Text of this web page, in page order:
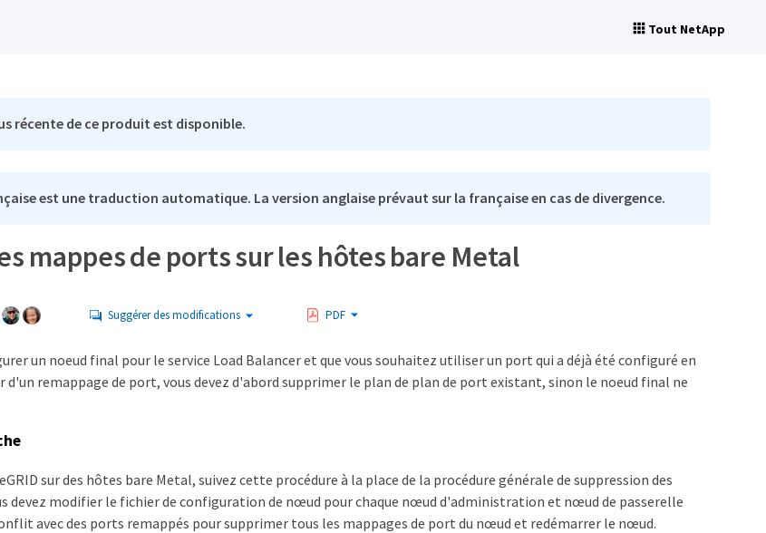
Tout NetApp
récente de ce produit est disponible.
est une traduction automatique. La version anglaise prévaut sur la française en cas de divergence.
mappes de ports sur les hôtes bare Metal
Suggérer des modifications PDF
un noeud final pour le service Load Balancer et que vous souhaitez utiliser un port qui a déjà été configuré en
remappage de port, vous devez d'abord supprimer le plan de plan de port existant, sinon le noeud final ne
sur des hôtes bare Metal, suivez cette procédure à la place de la procédure générale de suppression des
devez modifier le fichier de configuration de nœud pour chaque nœud d'administration et nœud de passerelle
avec des ports remappés pour supprimer tous les mappages de port du nœud et redémarrer le nœud.